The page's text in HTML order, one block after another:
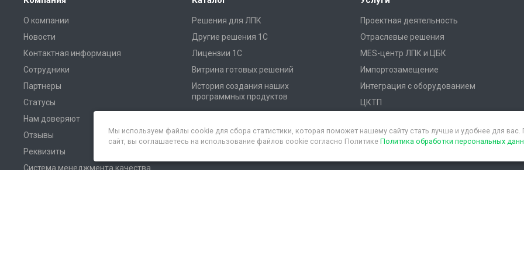
О компании
Новости
Контактная информация
Сотрудники
Партнеры
Статусы
Нам доверяют
Отзывы
Реквизиты
Система менеджмента качества
Решения для ЛПК
Другие решения 1С
Лицензии 1С
Витрина готовых решений
История создания наших
программных продуктов
Проектная деятельность
Отраслевые решения
MES-центр ЛПК и ЦБК
Импортозамещение
Интеграция с оборудованием
ЦКТП
Мы используем файлы cookie для сбора статистики, которая поможет нашему сайту стать лучше и удобнее для
сайт, вы соглашаетесь на использование файлов cookie согласно Политике Политика обработки персональных